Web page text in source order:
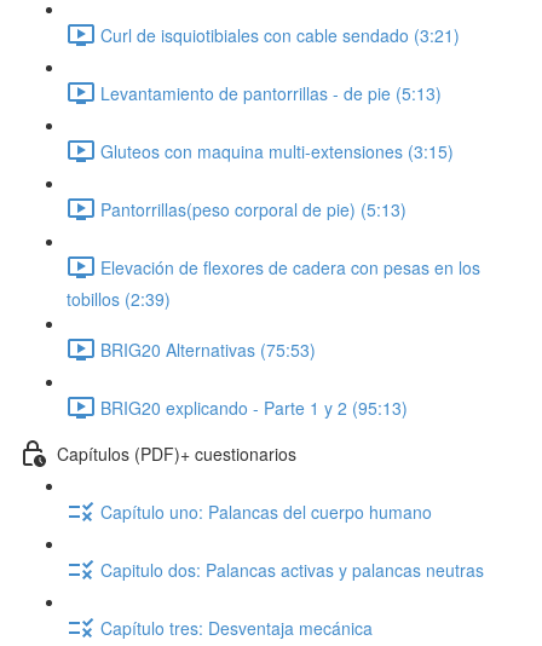
Curl de isquiotibiales con cable sendado (3:21)
Levantamiento de pantorrillas - de pie (5:13)
Gluteos con maquina multi-extensiones (3:15)
Pantorrillas(peso corporal de pie) (5:13)
Elevación de flexores de cadera con pesas en los
tobillos (2:39)
BRIG20 Alternativas (75:53)
BRIG20 explicando - Parte 1 y 2 (95:13)
Capítulos (PDF)+ cuestionarios
Capítulo uno: Palancas del cuerpo humano
Capitulo dos: Palancas activas y palancas neutras
Capítulo tres: Desventaja mecánica